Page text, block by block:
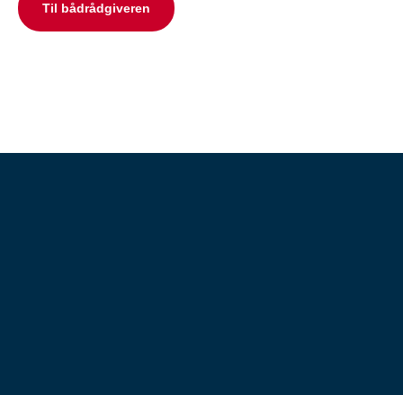
Til bådrådgiveren